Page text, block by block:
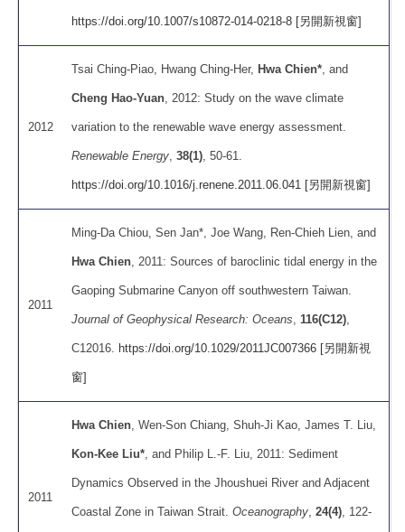
https://doi.org/10.1007/s10872-014-0218-8 [另開新視窗]
2012
Tsai Ching-Piao, Hwang Ching-Her,Hwa Chien* , and
Cheng Hao-Yuan , 2012: Study on the wave climate
variation to the renewable wave energy assessment.
Renewable Energy ,38(1) , 50-61.
https://doi.org/10.1016/j.renene.2011.06.041 [另開新視窗]
2011
Ming-Da Chiou, Sen Jan*, Joe Wang, Ren-Chieh Lien, and
Hwa Chien , 2011: Sources of baroclinic tidal energy in the
Gaoping Submarine Canyon off southwestern Taiwan.
Journal of Geophysical Research: Oceans 116(C12)
C12016. https://doi.org/10.1029/2011JC007366 [另開新視
窗]
2011
Hwa Chien , Wen-Son Chiang, Shuh-Ji Kao, James T. Liu,
Kon-Kee Liu* , and Philip L.-F. Liu, 2011: Sediment
Dynamics Observed in the Jhoushuei River and Adjacent
Coastal Zone in Taiwan Strait.Oceanography ,24(4) , 122-